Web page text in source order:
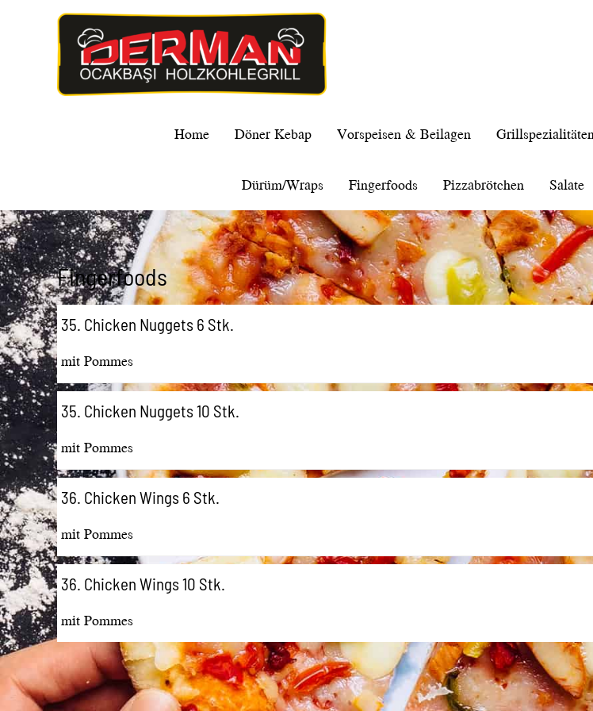
Home Döner Kebap Vorspeisen & Beilagen
Dürüm/Wraps Fingerfoods Pizzabrötchen Salate
Fingerfoods
35. Chicken Nuggets 6 Stk.
mit Pommes
35. Chicken Nuggets 10 Stk.
mit Pommes
36. Chicken Wings 6 Stk.
mit Pommes
36. Chicken Wings 10 Stk.
mit Pommes